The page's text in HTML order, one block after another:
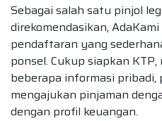
Sebagai salah satu pinjol
direkomendasikan,
pendaftaran yang
ponsel. Cukup siapkan
beberapa informasi pribadi,
mengajukan pinjaman
dengan profil keuangan.